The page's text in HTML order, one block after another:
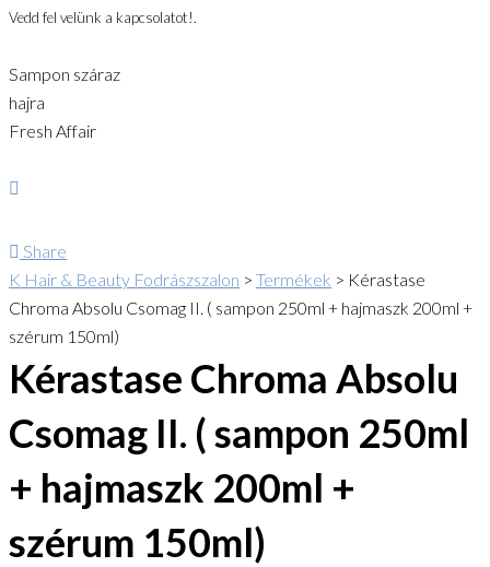
Vedd fel velünk a kapcsolatot!.
Sampon száraz
hajra
Fresh Affair
Share
K Hair & Beauty Fodrászszalon > Termékek > Kérastase
Chroma Absolu Csomag II. ( sampon 250ml + hajmaszk 200ml +
szérum 150ml)
Kérastase Chroma Absolu
Csomag II. ( sampon 250ml
+ hajmaszk 200ml +
szérum 150ml)